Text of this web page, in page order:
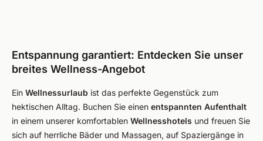
Entspannung garantiert: Entdecken Sie unser
breites Wellness-Angebot
Ein Wellnessurlaub ist das perfekte Gegenstück zum
hektischen Alltag. Buchen Sie einen entspannten Aufenthalt
in einem unserer komfortablen Wellnesshotels und freuen Sie
sich auf herrliche Bäder und Massagen, auf Spaziergänge in